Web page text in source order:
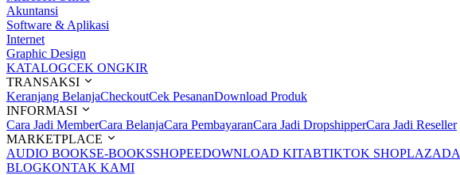
Akuntansi
Software & Aplikasi
Internet
Graphic Design
KATALOGCEK ONGKIR
TRANSAKSI
Keranjang BelanjaCheckoutCek PesananDownload Produk
INFORMASI
Cara Jadi MemberCara BelanjaCara PembayaranCara Jadi DropshipperCara Jadi Reseller
MARKETPLACE
AUDIO BOOKSE-BOOKSSHOPEEDOWNLOAD KITABTIKTOK SHOPLAZADA
BLOGKONTAK KAMI